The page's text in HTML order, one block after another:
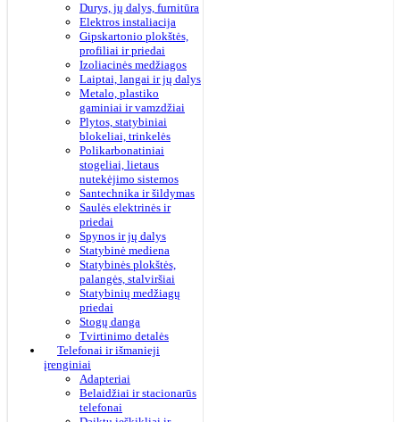
Durys, jų dalys, furnitūra
Elektros instaliacija
Gipskartonio plokštės,
profiliai ir priedai
Izoliacinės medžiagos
Laiptai, langai ir jų dalys
Metalo, plastiko
gaminiai ir vamzdžiai
Plytos, statybiniai
blokeliai, trinkelės
Polikarbonatiniai
stogeliai, lietaus
nutekėjimo sistemos
Santechnika ir šildymas
Saulės elektrinės ir
priedai
Spynos ir jų dalys
Statybinė mediena
Statybinės plokštės,
palangės, stalviršiai
Statybinių medžiagų
priedai
Stogų danga
Tvirtinimo detalės
Telefonai ir išmanieji
įrenginiai
Adapteriai
Belaidžiai ir stacionarūs
telefonai